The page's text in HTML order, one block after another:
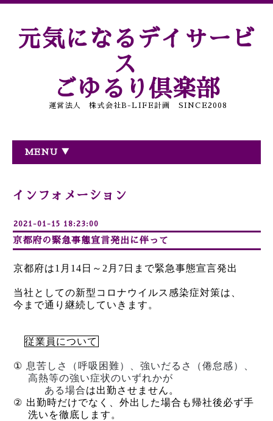
元気になるデイサービ
ス
ごゆるり倶楽部
運営法人 株式会社B-LIFE計画 SINCE2008
MENU ▼
インフォメーション
2021-01-15 18:23:00
京都府の緊急事態宣言発出に伴って
京都府は1月14日～2月7日まで緊急事態宣言発出
当社としての新型コロナウイルス感染症対策は、
今まで通り継続していきます。
従業員について
① 息苦しさ（呼吸困難）、強いだるさ（倦怠感）、
高熱等の強い症状のいずれかが
ある場合は出勤させません。
② 出勤時だけでなく、外出した場合も帰社後必ず手
洗いを徹底します。